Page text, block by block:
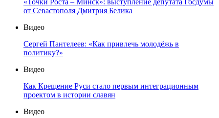
«Точки Роста – Минск»: выступление депутата Госдумы
от Севастополя Дмитрия Белика
Видео
Сергей Пантелеев: «Как привлечь молодёжь в
политику?»
Видео
Как Крещение Руси стало первым интеграционным
проектом в истории славян
Видео